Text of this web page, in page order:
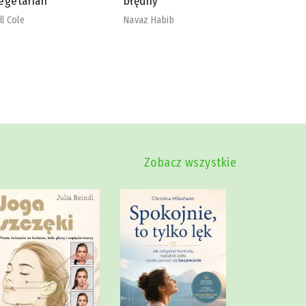
Habib
Zobacz wszystkie